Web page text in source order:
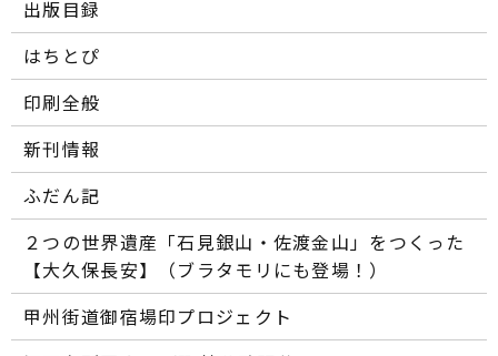
出版目録
はちとぴ
印刷全般
新刊情報
ふだん記
２つの世界遺産「石見銀山・佐渡金山」をつくった
【大久保長安】（ブラタモリにも登場！）
甲州街道御宿場印プロジェクト